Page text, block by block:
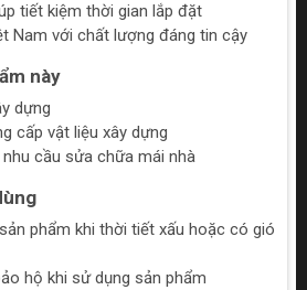
tiết kiệm thời gian lắp đặt
Nam với chất lượng đáng tin cậy
này
dựng
cấp vật liệu xây dựng
cầu sửa chữa mái nhà
phẩm khi thời tiết xấu hoặc có gió
hộ khi sử dụng sản phẩm